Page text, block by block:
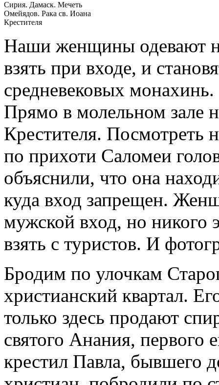
Сирия. Дамаск. Мечеть
Омейядов. Рака св. Иоана
Крестителя
Наши женщины одевают
взять при входе, и
средневековых
Прямо в молельном зале
Крестителя. Посмотреть
по прихоти Саломеи
объяснили, что она
куда вход запрещен.
мужской вход, но никого
взять с туристов. И
Бродим по улочкам
христианский квартал.
только здесь продают
святого Анания, первого
крестил Павла, бывшего